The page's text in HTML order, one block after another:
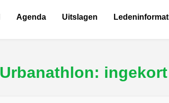
Agenda Uitslagen
Urbanathlon: